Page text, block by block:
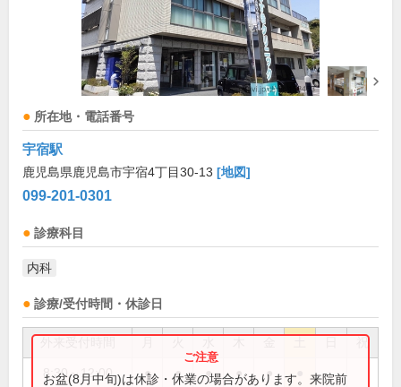
所在地・電話番号
宇宿駅
鹿児島県鹿児島市宇宿4丁目30-13 [地図]
099-201-0301
診療科目
内科
診療/受付時間・休診日
祝
8:30～12:00 ● ● ● ● ●
お盆(8月中旬)は休診・休業の場合があります。来院前